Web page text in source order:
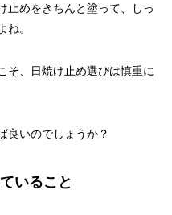
止めをきちんと塗って、しっ
ね。
そ、日焼け止め選びは慎重に
良いのでしょうか？
いること